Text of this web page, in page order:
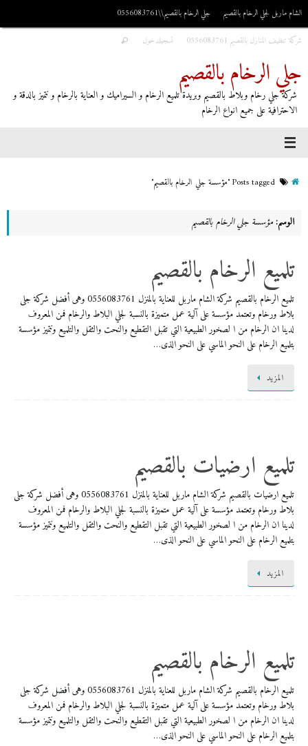
الشام ماربل لجلي الرخام بالقصيم
جلي الرخام بالقصيم\\0556083761
شركة تنظيف المنازل بالقصيم 0556083761
تسجيلدخول
جلي الرخام بالقصيم
شركة جلي رخام وبلاط بالقصيم وبريدة تلميع الرخام و السيراميك و العناية بالرخام و نتميز بالدقة و
الاحترافية على جميع انواع الرخام
Posts tagged "مؤسسة جلي الرخام بالقصيم"
الوسم: مؤسسة جلي الرخام بالقصيم
تلميع الرخام بالقصيم
تلميع الرخام بالقصيم شركة الشام ماربل للعناية بالمنزل 0556083761 وهى أفضل شركة جلى
بلاط ورخام وتعتمد مؤسسة على آلية عمل متميزة بالنسبة لجلي البلاط والرخام فمن المعروف
لدينا ان الرخام من ا لصخور الطبيعية التي تقبل التقطيع والنحت والثقل والتلميع ونتميز مؤسسة
بتلميع الرخام على النحو الماسي على النحو الذى…
المزيد
تلميع ارضيات بالقصيم
تلميع ارضيات بالقصيم شركة الشام ماربل للعناية بالمنزل 0556083761 وهى أفضل شركة جلى
بلاط ورخام وتعتمد مؤسسة على آلية عمل متميزة بالنسبة لجلي البلاط والرخام فمن المعروف
لدينا ان الرخام من ا لصخور الطبيعية التي تقبل التقطيع والنحت والثقل والتلميع ونتميز مؤسسة
بتلميع الرخام على النحو الماسي على النحو الذى…
المزيد
تلميع الرخام بالقصيم
تلميع الرخام بالقصيم شركة الشام ماربل للعناية بالمنزل 0556083761 وهى أفضل شركة جلى
بلاط ورخام وتعتمد مؤسسة على آلية عمل متميزة بالنسبة لجلي البلاط والرخام فمن المعروف
لدينا ان الرخام من ا لصخور الطبيعية التي تقبل التقطيع والنحت والثقل والتلميع ونتميز مؤسسة
بتلميع الرخام على النحو الماسي على النحو الذى…